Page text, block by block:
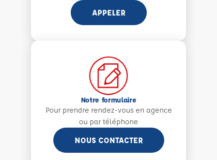
APPELER
Notre formulaire
Pour prendre rendez-vous en agence
ou par téléphone
NOUS CONTACTER